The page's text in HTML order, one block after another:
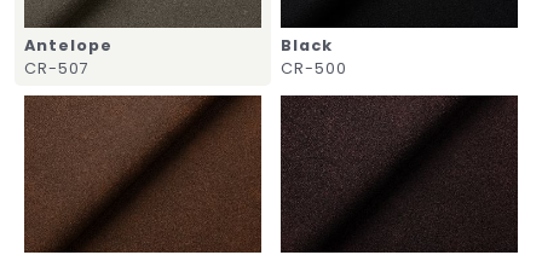
Antelope
CR-507
Black
CR-500